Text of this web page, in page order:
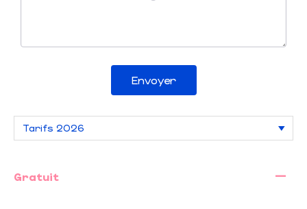
Envoyer
Gratuit —